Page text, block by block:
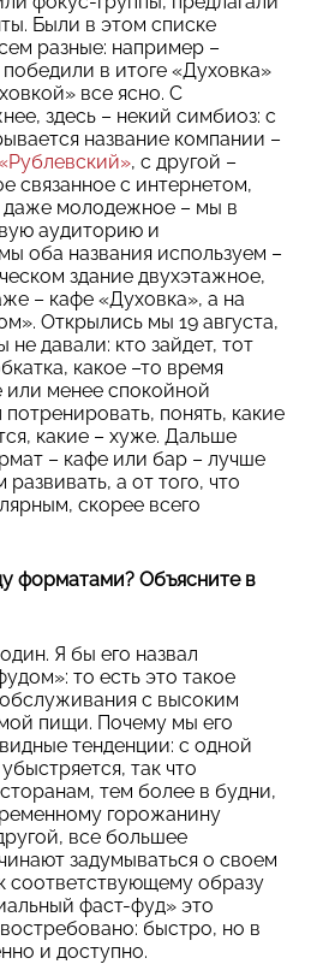
Были в этом списке
разные: например –
в итоге «Духовка»
все ясно. С
здесь – некий симбиоз: с
название компании –
, с другой –
связанное с интернетом,
даже молодежное – мы в
аудиторию и
оба названия используем –
здание двухэтажное,
– кафе «Духовка», а на
Открылись мы 19 августа,
давали: кто зайдет, тот
какое –то время
менее спокойной
понять, какие
какие – хуже. Дальше
– кафе или бар – лучше
а от того, что
скорее всего
форматами? Объясните в
Я бы его назвал
то есть это такое
с высоким
пищи. Почему мы его
тенденции: с одной
так что
тем более в будни,
горожанину
все большее
задумываться о своем
соответствующему образу
фаст-фуд» это
быстро, но в
и доступно.